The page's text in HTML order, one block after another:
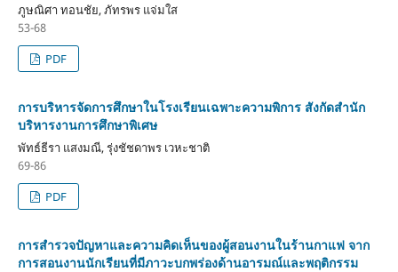
ภูษณิศา ทอนชัย, ภัทรพร แจ่มใส
53-68
PDF
การบริหารจัดการศึกษาในโรงเรียนเฉพาะความพิการ สังกัดสำนัก
บริหารงานการศึกษาพิเศษ
พัทธ์ธีรา แสงมณี, รุ่งชัชดาพร เวหะชาติ
69-86
PDF
การสำรวจปัญหาและความคิดเห็นของผู้สอนงานในร้านกาแฟ จาก
การสอนงานนักเรียนที่มีภาวะบกพร่องด้านอารมณ์และพฤติกรรม